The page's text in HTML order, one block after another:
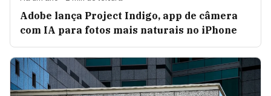
Adobe lança Project Indigo, app de câmera
com IA para fotos mais naturais no iPhone